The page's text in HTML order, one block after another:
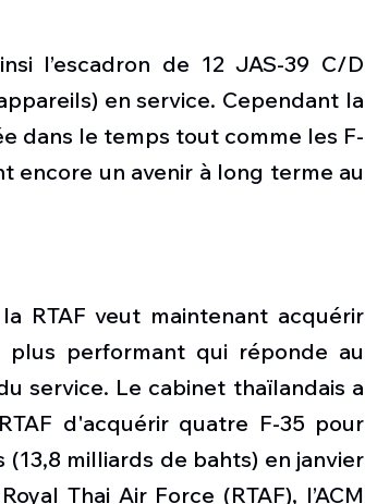
l’escadron de 12 JAS-39 C/D
en service. Cependant la
dans le temps tout comme les F-
encore un avenir à long terme au
RTAF veut maintenant acquérir
performant qui réponde au
service. Le cabinet thaïlandais a
d'acquérir quatre F-35 pour
milliards de bahts) en janvier
Thai Air Force (RTAF), l’ACM